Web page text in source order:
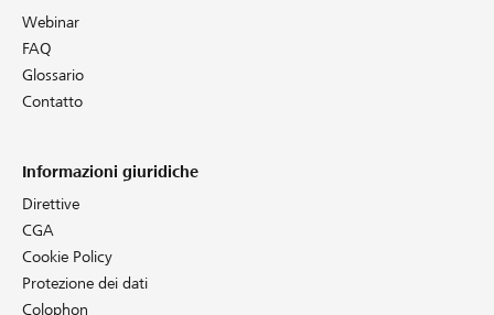
Webinar
FAQ
Glossario
Contatto
Informazioni giuridiche
Direttive
CGA
Cookie Policy
Protezione dei dati
Colophon